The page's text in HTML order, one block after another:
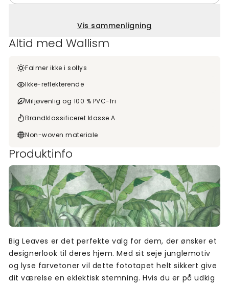
Vis sammenligning
Altid med Wallism
Falmer ikke i sollys
Ikke-reflekterende
Miljøvenlig og 100 % PVC-fri
Brandklassificeret klasse A
Non-woven materiale
Produktinfo
Big Leaves er det perfekte valg for dem, der ønsker et
designerlook til deres hjem. Med sit seje junglemotiv
og lyse farvetoner vil dette fototapet helt sikkert give
dit værelse en eklektisk stemning. Hvis du er på udkig